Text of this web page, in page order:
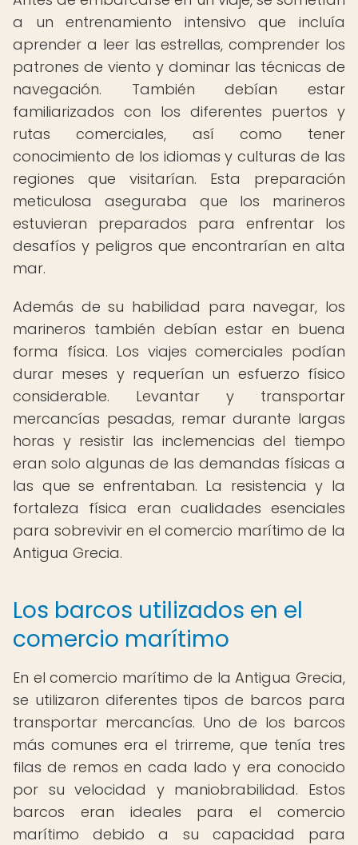
a un entrenamiento intensivo que incluía
aprender a leer las estrellas, comprender los
patrones de viento y dominar las técnicas de
navegación. También debían estar
familiarizados con los diferentes puertos y
rutas comerciales, así como tener
conocimiento de los idiomas y culturas de las
regiones que visitarían. Esta preparación
meticulosa aseguraba que los marineros
estuvieran preparados para enfrentar los
desafíos y peligros que encontrarían en alta
mar.
Además de su habilidad para navegar, los
marineros también debían estar en buena
forma física. Los viajes comerciales podían
durar meses y requerían un esfuerzo físico
considerable. Levantar y transportar
mercancías pesadas, remar durante largas
horas y resistir las inclemencias del tiempo
eran solo algunas de las demandas físicas a
las que se enfrentaban. La resistencia y la
fortaleza física eran cualidades esenciales
para sobrevivir en el comercio marítimo de la
Antigua Grecia.
Los barcos utilizados en el
comercio marítimo
En el comercio marítimo de la Antigua Grecia,
se utilizaron diferentes tipos de barcos para
transportar mercancías. Uno de los barcos
más comunes era el trirreme, que tenía tres
filas de remos en cada lado y era conocido
por su velocidad y maniobrabilidad. Estos
barcos eran ideales para el comercio
marítimo debido a su capacidad para